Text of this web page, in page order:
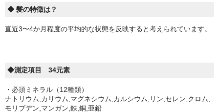
◆ 髪の特徴は？
直近3〜4か月程度の平均的な状態を反映すると考えられています。
◆測定項目 34元素
・必須ミネラル（12種類）
ナトリウム,カリウム,マグネシウム,カルシウム,リン,セレン,クロム,
モリブデン,マンガン,鉄,銅,亜鉛